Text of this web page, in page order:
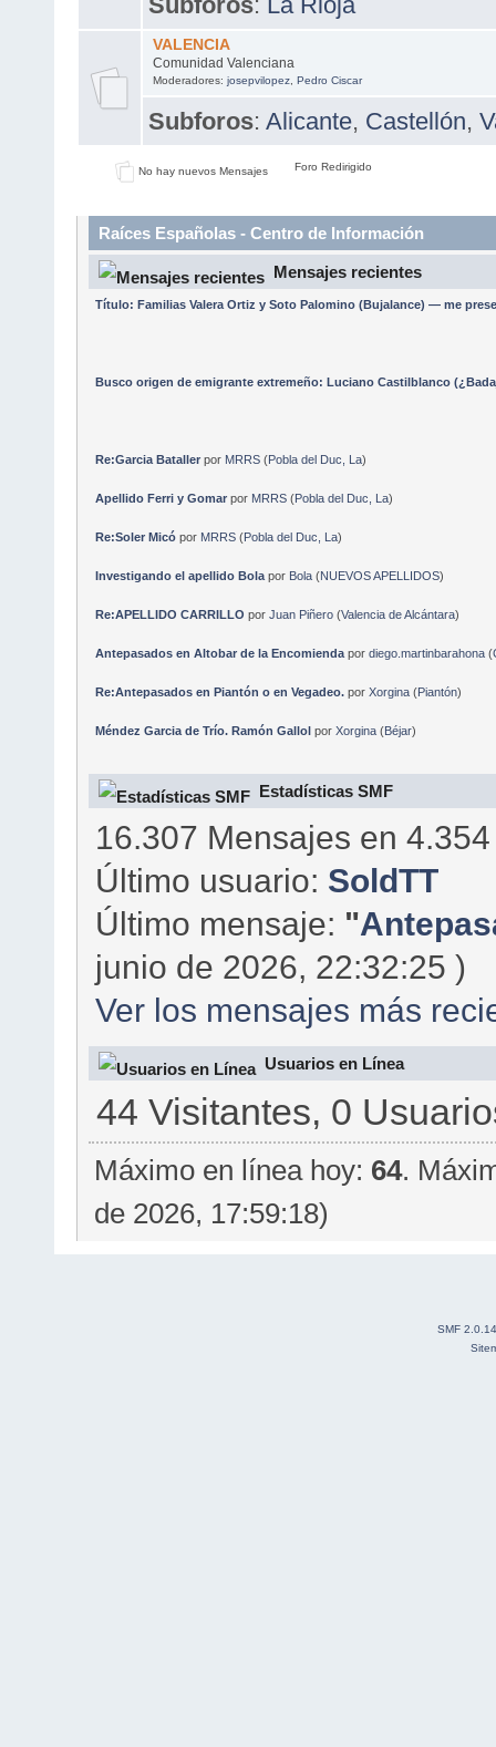
VALENCIA
Comunidad Valenciana
Moderadores: josepvilopez, Pedro Ciscar
Subforos: Alicante, Castellón,
No hay nuevos Mensajes Foro Redirigido
Raíces Españolas - Centro de Información
Mensajes recientes
Título: Familias Valera Ortiz y Soto Palomino (Bujalance) — me
Busco origen de emigrante extremeño: Luciano Castilblanco
Re:Garcia Batallerpor MRRS(Pobla del Duc, La)
Apellido Ferri y Gomarpor MRRS(Pobla del Duc, La)
Re:Soler Micópor MRRS(Pobla del Duc, La)
Investigando el apellido Bolapor Bola(NUEVOS APELLIDOS)
Re:APELLIDO CARRILLO por Juan Piñero(Valencia de Alcántara)
Antepasados en Altobar de la Encomiendapor diego.martinbarahona(
Re:Antepasados en Piantón o en Vegadeo.por Xorgina(Piantón)
Méndez Garcia de Trío. Ramón Gallolpor Xorgina(Béjar)
Estadísticas SMF
16.307 Mensajes en
Último usuario: SoldTT
Último mensaje: "
junio de 2026, 22:32:25 )
Ver los mensajes más
Usuarios en Línea
44 Visitantes, 0
Máximo en línea hoy: 64.
de 2026, 17:59:18)
SMF 2.0.14